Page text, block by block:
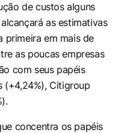
de custos alguns
as estimativas
primeira em mais de
as poucas empresas
com seus papéis
(+4,24%), Citigroup
concentra os papéis